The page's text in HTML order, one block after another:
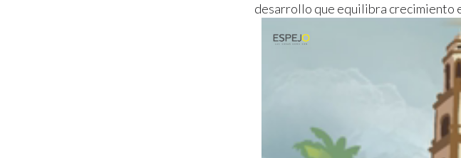
desarrollo que equilibra crecimiento